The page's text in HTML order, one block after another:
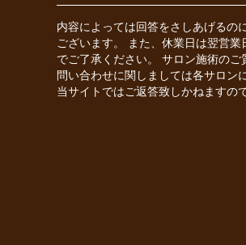
内容によっては回答をさしあげるの
ございます。 また、休業日は翌営
でご了承ください。 サロン施術の
問い合わせに関しましては各サロン
当サイトではご返答致しかねますの